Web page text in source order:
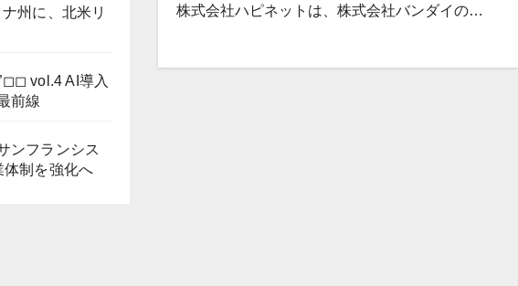
州に、北米リ
vol.4 AI導入
前線
ンフランシス
体制を強化へ
株式会社ハピネットは、株式会社バンダイの…